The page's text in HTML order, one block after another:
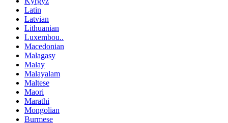
Latin
Latvian
Lithuanian
Luxembou..
Macedonian
Malagasy
Malay
Malayalam
Maltese
Maori
Marathi
Mongolian
Burmese